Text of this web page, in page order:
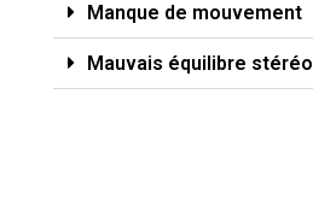
Manque de mouvement
Mauvais équilibre stéréo